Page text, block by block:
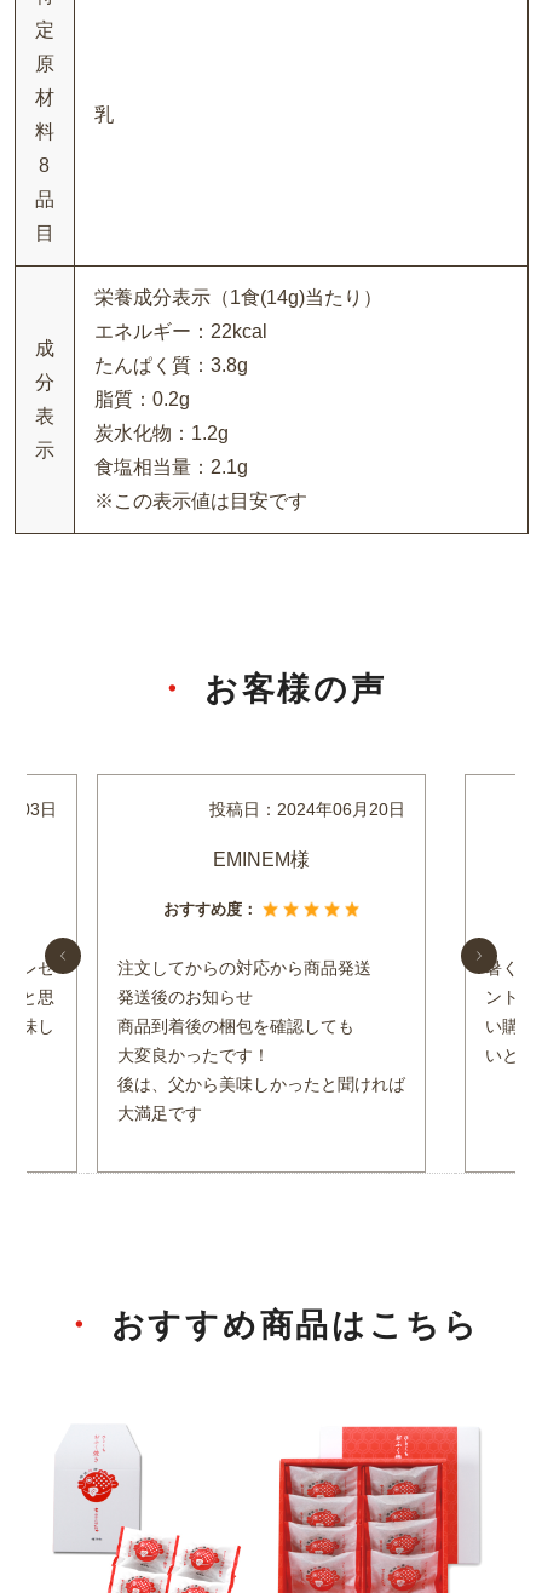
定
原
材
料
8
品
目
乳
成
分
表
示
栄養成分表示（1食(14g)当たり）
エネルギー：22kcal
たんぱく質：3.8g
脂質：0.2g
炭水化物：1.2g
食塩相当量：2.1g
※この表示値は目安です
お客様の声
03日
プレゼ
と思
味し
EMINEM様
投稿日： 2024年06月20日
おすすめ度：
注文してからの対応から商品発送
発送後のお知らせ
商品到着後の梱包を確認しても
大変良かったです！
後は、父から美味しかったと聞ければ
大満足です
暑く
ントに
い購入
いと言
おすすめ商品はこちら